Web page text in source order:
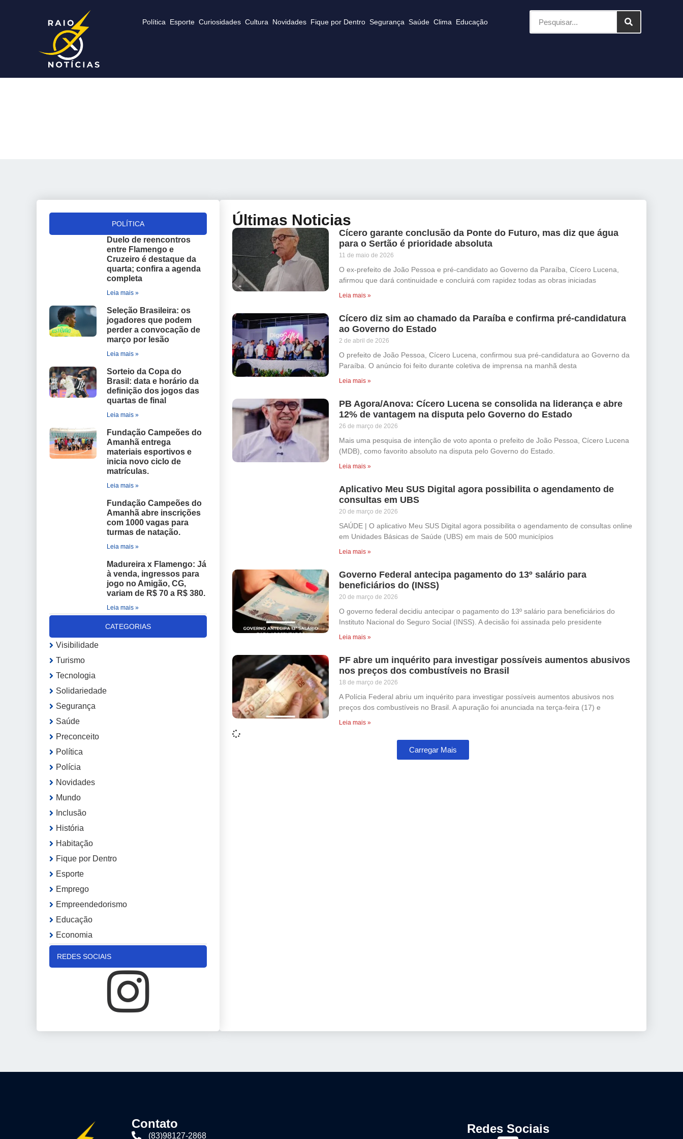
Política Esporte Curiosidades Cultura Novidades Fique por Dentro Segurança Saúde Clima Educação
Últimas Noticias
Cícero garante conclusão da Ponte do Futuro, mas diz que água
para o Sertão é prioridade absoluta
11 de maio de 2026
O ex-prefeito de João Pessoa e pré-candidato ao Governo da Paraíba, Cícero Lucena,
afirmou que dará continuidade e concluirá com rapidez todas as obras iniciadas
Leia mais »
Cícero diz sim ao chamado da Paraíba e confirma pré-candidatura
ao Governo do Estado
2 de abril de 2026
O prefeito de João Pessoa, Cícero Lucena, confirmou sua pré-candidatura ao Governo da
Paraíba. O anúncio foi feito durante coletiva de imprensa na manhã desta
Leia mais »
PB Agora/Anova: Cícero Lucena se consolida na liderança e abre
12% de vantagem na disputa pelo Governo do Estado
26 de março de 2026
Mais uma pesquisa de intenção de voto aponta o prefeito de João Pessoa, Cícero Lucena
(MDB), como favorito absoluto na disputa pelo Governo do Estado.
Leia mais »
Aplicativo Meu SUS Digital agora possibilita o agendamento de
consultas em UBS
20 de março de 2026
SAÚDE | O aplicativo Meu SUS Digital agora possibilita o agendamento de consultas online
em Unidades Básicas de Saúde (UBS) em mais de 500 municípios
Leia mais »
Governo Federal antecipa pagamento do 13º salário para
beneficiários do (INSS)
20 de março de 2026
O governo federal decidiu antecipar o pagamento do 13º salário para beneficiários do
Instituto Nacional do Seguro Social (INSS). A decisão foi assinada pelo presidente
Leia mais »
PF abre um inquérito para investigar possíveis aumentos abusivos
nos preços dos combustíveis no Brasil
18 de março de 2026
A Polícia Federal abriu um inquérito para investigar possíveis aumentos abusivos nos
preços dos combustíveis no Brasil. A apuração foi anunciada na terça-feira (17) e
Leia mais »
Carregar Mais
POLÍTICA
Duelo de reencontros
entre Flamengo e
Cruzeiro é destaque da
quarta; confira a agenda
completa
Leia mais »
Seleção Brasileira: os
jogadores que podem
perder a convocação de
março por lesão
Leia mais »
Sorteio da Copa do
Brasil: data e horário da
definição dos jogos das
quartas de final
Leia mais »
Fundação Campeões do
Amanhã entrega
materiais esportivos e
inicia novo ciclo de
matrículas.
Leia mais »
Fundação Campeões do
Amanhã abre inscrições
com 1000 vagas para
turmas de natação.
Leia mais »
Madureira x Flamengo: Já
à venda, ingressos para
jogo no Amigão, CG,
variam de R$ 70 a R$ 380.
Leia mais »
CATEGORIAS
Visibilidade
Turismo
Tecnologia
Solidariedade
Segurança
Saúde
Preconceito
Política
Polícia
Novidades
Mundo
Inclusão
História
Habitação
Fique por Dentro
Esporte
Emprego
Empreendedorismo
Educação
Economia
REDES SOCIAIS
Contato
(83)98127-2868
Redes Sociais